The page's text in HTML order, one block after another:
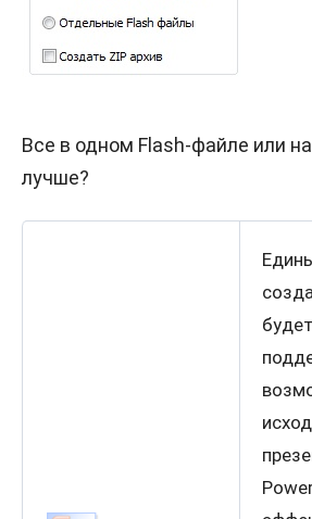
Все в одном Flash-файле или
лучше?
будет